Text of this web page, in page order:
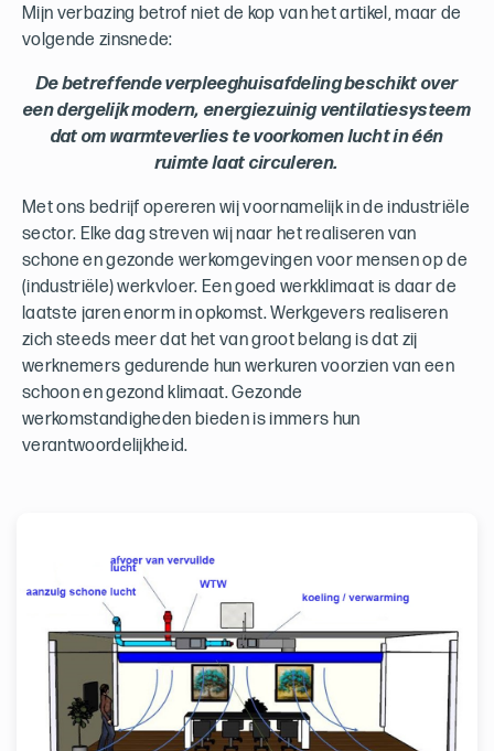
Mijn verbazing betrof niet de kop van het artikel, maar de
volgende zinsnede:
De betreffende verpleeghuisafdeling beschikt over
een dergelijk modern, energiezuinig ventilatiesysteem
dat om warmteverlies te voorkomen lucht in één
ruimte laat circuleren.
Met ons bedrijf opereren wij voornamelijk in de industriële
sector. Elke dag streven wij naar het realiseren van
schone en gezonde werkomgevingen voor mensen op de
(industriële) werkvloer. Een goed werkklimaat is daar de
laatste jaren enorm in opkomst. Werkgevers realiseren
zich steeds meer dat het van groot belang is dat zij
werknemers gedurende hun werkuren voorzien van een
schoon en gezond klimaat. Gezonde
werkomstandigheden bieden is immers hun
verantwoordelijkheid.